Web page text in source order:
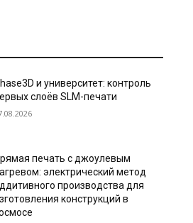
и университет: контроль
слоёв SLM-печати
печать с джоулевым
электрический метод
производства для
конструкций в